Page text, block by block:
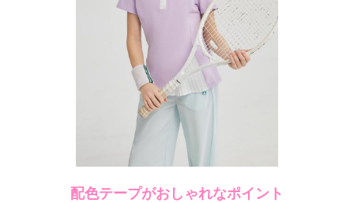
配色テープがおしゃれなポイント